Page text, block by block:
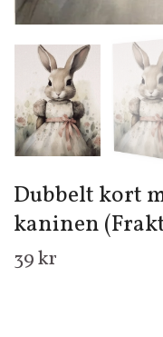
Dubbelt kort
kaninen
39 kr